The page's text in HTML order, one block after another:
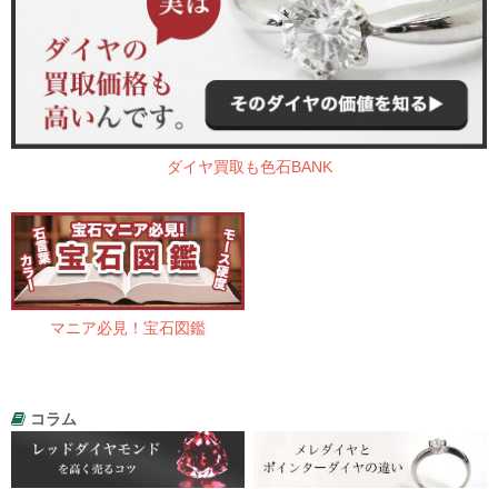
ダイヤ買取も色石BANK
マニア必見！宝石図鑑
コラム